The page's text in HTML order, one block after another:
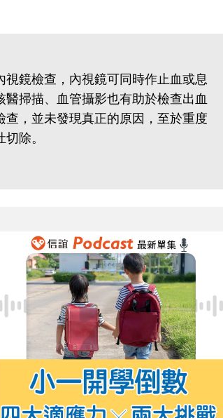
鏡檢查，內視鏡可同時作止血或息
掃描、血管攝影也有助於檢查出血
，並未發現真正的原因，至於重度
除。